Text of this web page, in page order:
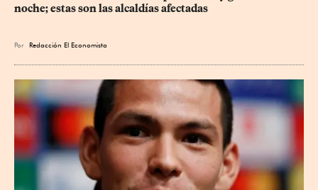
noche; estas son las alcaldías afectadas
Por Redacción El Economista